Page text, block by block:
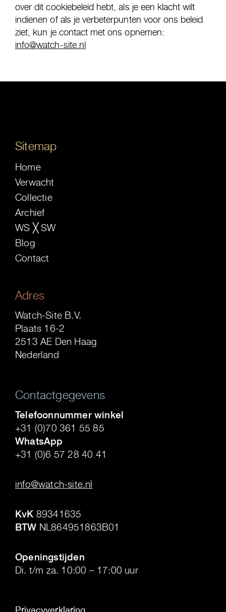
over dit cookiebeleid hebt, als je een klacht wilt
indienen of als je verbeterpunten voor ons beleid
ziet, kun je contact met ons opnemen:
info@watch-site.nl
Sitemap
Home
Verwacht
Collectie
Archief
WS ╳ SW
Blog
Contact
Adres
Watch-Site B.V.
Plaats 16-2
2513 AE Den Haag
Nederland
Contactgegevens
Telefoonnummer winkel
+31 (0)70 361 55 85
WhatsApp
+31 (0)6 57 28 40 41
info@watch-site.nl
KvK 89341635
BTW NL864951863B01
Openingstijden
Di. t/m za. 10:00 – 17:00 uur
Privacyverklaring